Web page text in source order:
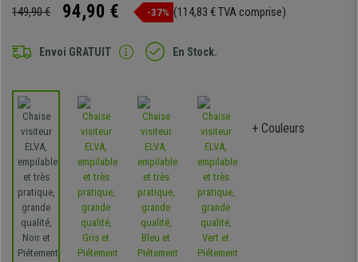
149,90 € 94,90 € -37% (114,83 € TVA comprise)
Envoi GRATUIT En Stock.
+ Couleurs